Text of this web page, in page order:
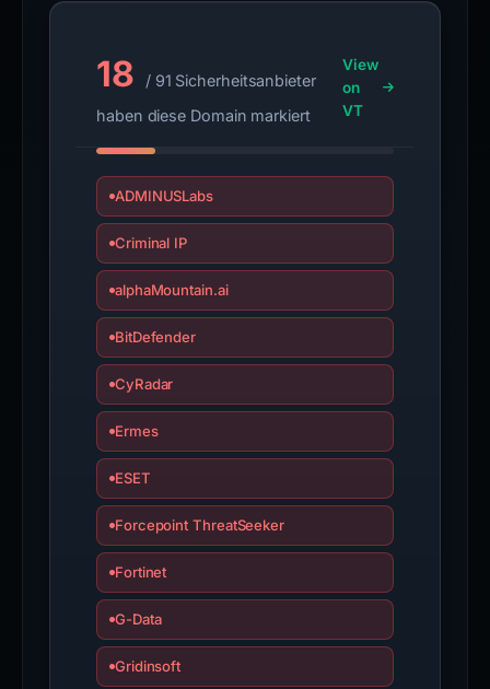
18
/ 91 Sicherheitsanbieter
haben diese Domain markiert
View
on
VT
ADMINUSLabs
Criminal IP
alphaMountain.ai
BitDefender
CyRadar
Ermes
ESET
Forcepoint ThreatSeeker
Fortinet
G-Data
Gridinsoft